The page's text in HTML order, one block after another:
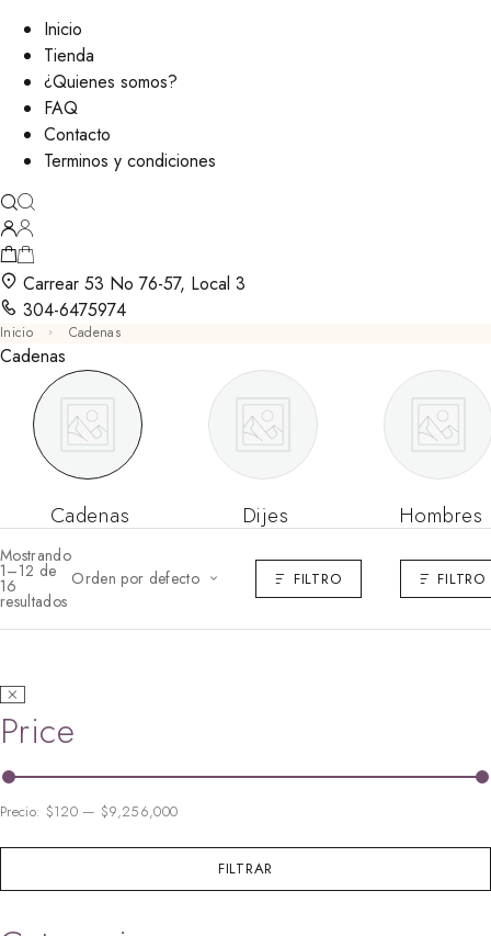
Inicio
Tienda
¿Quienes somos?
FAQ
Contacto
Terminos y condiciones
Carrear 53 No 76-57, Local 3
304-6475974
Inicio Cadenas
Cadenas
Cadenas Dijes Hombres
Mostrando
1–12 de
16
resultados
Orden por defecto FILTRO FILTRO
Price
FILTRAR
Precio: $120— $9,256,000